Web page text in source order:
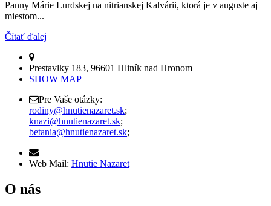
Panny Márie Lurdskej na nitrianskej Kalvárii, ktorá je v auguste aj
miestom...
Čítať ďalej
Prestavlky 183, 96601 Hliník nad Hronom
SHOW MAP
Pre Vaše otázky:
rodiny@hnutienazaret.sk;
knazi@hnutienazaret.sk;
betania@hnutienazaret.sk;
Web Mail: Hnutie Nazaret
O nás